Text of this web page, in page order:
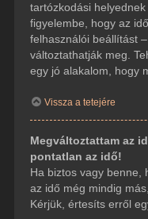
tartózkodási
figyelembe, hogy az
felhasználói beállítást
változtathatják meg.
egy jó alakalom, hogy
Vissza a tetejére
Megváltoztattam az
pontatlan az idő!
Ha biztos vagy benne,
az idő még mindig
Kérjük, értesíts erről